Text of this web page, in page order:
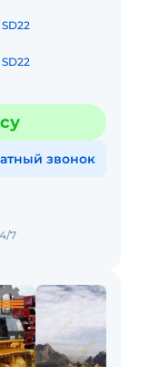
звонок
7